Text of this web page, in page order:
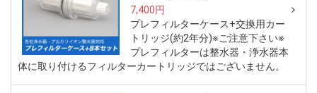
7,400円
プレフィルターケース+交換用カー
トリッジ(約2年分)※ご注意下さい※
プレフィルターは整水器・浄水器本
体に取り付けるフィルターカートリッジではございません。